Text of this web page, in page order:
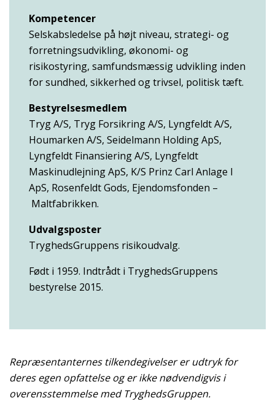
Kompetencer
Selskabsledelse på højt niveau, strategi- og
forretningsudvikling, økonomi- og
risikostyring, samfundsmæssig udvikling inden
for sundhed, sikkerhed og trivsel, politisk tæft.
Bestyrelsesmedlem
Tryg A/S, Tryg Forsikring A/S, Lyngfeldt A/S,
Houmarken A/S, Seidelmann Holding ApS,
Lyngfeldt Finansiering A/S, Lyngfeldt
Maskinudlejning ApS, K/S Prinz Carl Anlage I
ApS, Rosenfeldt Gods, Ejendomsfonden –
Maltfabrikken.
Udvalgsposter
TryghedsGruppens risikoudvalg.
Født i 1959. Indtrådt i TryghedsGruppens
bestyrelse 2015.
Repræsentanternes tilkendegivelser er udtryk for
deres egen opfattelse og er ikke nødvendigvis i
overensstemmelse med TryghedsGruppen.